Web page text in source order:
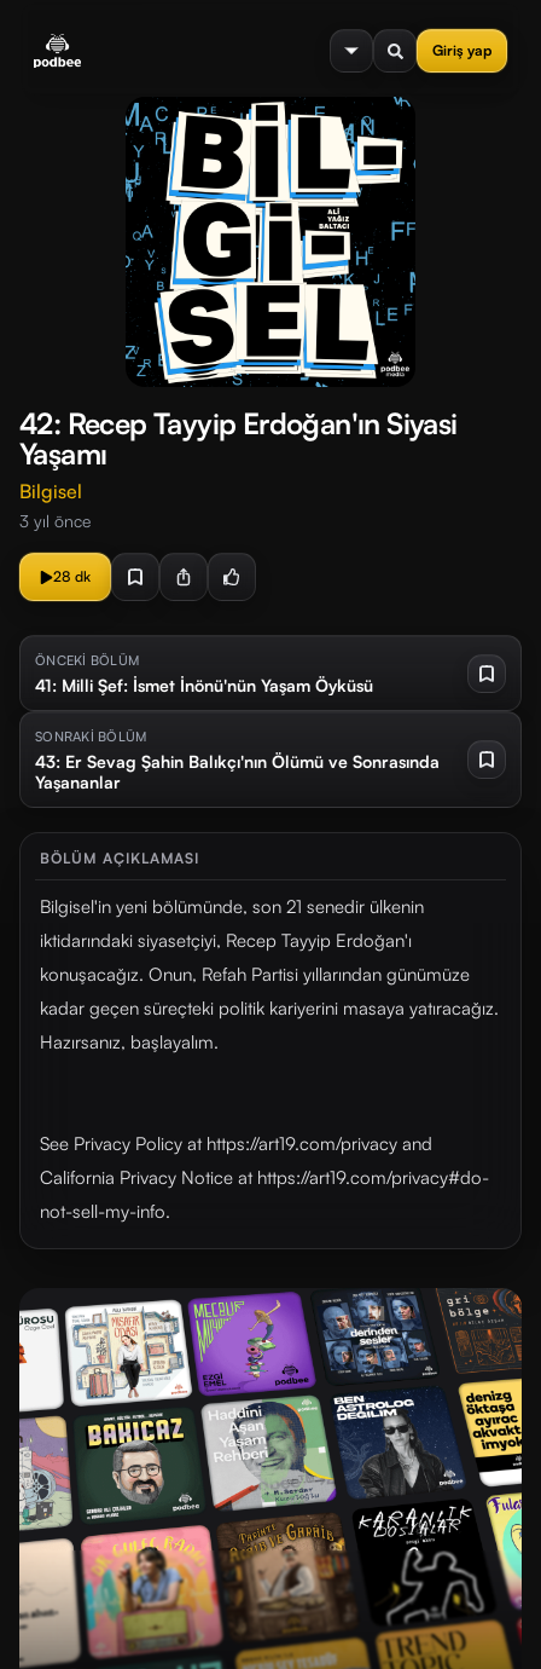
Giriş yap
menu
42: Recep Tayyip Erdoğan'ın Siyasi
Yaşamı
Bilgisel
3 yıl önce
28 dk
ÖNCEKİ BÖLÜM
41: Milli Şef: İsmet İnönü'nün Yaşam Öyküsü
SONRAKİ BÖLÜM
43: Er Sevag Şahin Balıkçı'nın Ölümü ve Sonrasında
Yaşananlar
BÖLÜM AÇIKLAMASI
Bilgisel'in yeni bölümünde, son 21 senedir ülkenin
iktidarındaki siyasetçiyi, Recep Tayyip Erdoğan'ı
konuşacağız. Onun, Refah Partisi yıllarından günümüze
kadar geçen süreçteki politik kariyerini masaya yatıracağız.
Hazırsanız, başlayalım.
See Privacy Policy at https://art19.com/privacy and
California Privacy Notice at https://art19.com/privacy#do-
not-sell-my-info.